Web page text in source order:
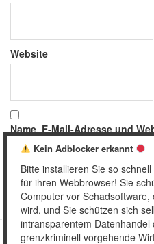
Website
Name, E-Mail-Adresse und
meinen nächsten Kommentar
Kein Adblocker erkannt
Bitte installieren Sie so
für ihren Webbrowser! Sie
Computer vor Schadsoftware,
wird, und Sie schützen sich
intransparentem
grenzkriminell vorgehende